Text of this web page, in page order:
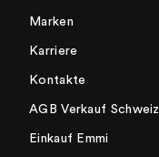
Marken
Karriere
Kontakte
AGB Verkauf Schweiz
Einkauf Emmi